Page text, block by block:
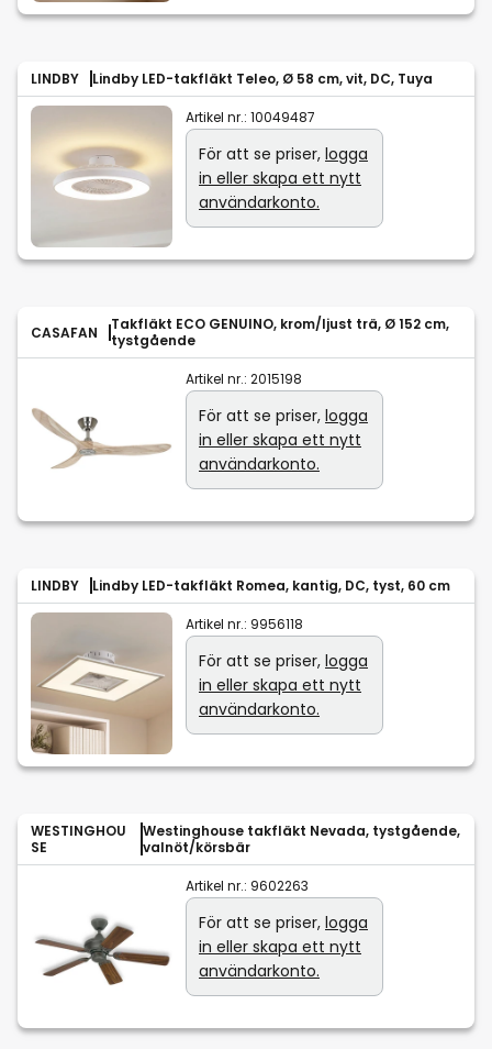
LINDBY Lindby LED-takfläkt Teleo, Ø 58 cm, vit, DC, Tuya
Artikel nr.: 10049487
För att se priser, logga
in eller skapa ett nytt
användarkonto.
CASAFAN
Takfläkt ECO GENUINO, krom/ljust trä, Ø 152 cm,
tystgående
Artikel nr.: 2015198
För att se priser, logga
in eller skapa ett nytt
användarkonto.
LINDBY Lindby LED-takfläkt Romea, kantig, DC, tyst, 60 cm
Artikel nr.: 9956118
För att se priser, logga
in eller skapa ett nytt
användarkonto.
WESTINGHOU
SE
Westinghouse takfläkt Nevada, tystgående,
valnöt/körsbär
Artikel nr.: 9602263
För att se priser, logga
in eller skapa ett nytt
användarkonto.